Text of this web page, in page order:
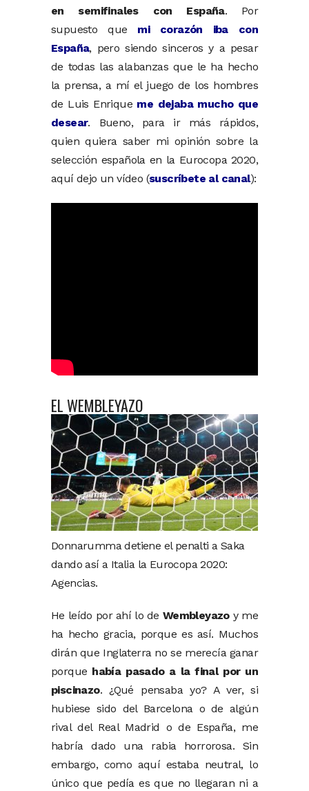
en semifinales con España. Por
supuesto que mi corazón iba con
España, pero siendo sinceros y a pesar
de todas las alabanzas que le ha hecho
la prensa, a mí el juego de los hombres
de Luis Enrique me dejaba mucho que
desear. Bueno, para ir más rápidos,
quien quiera saber mi opinión sobre la
selección española en la Eurocopa 2020,
aquí dejo un vídeo (suscríbete al canal):
EL WEMBLEYAZO
Donnarumma detiene el penalti a Saka
dando así a Italia la Eurocopa 2020:
Agencias.
He leído por ahí lo de Wembleyazoy me
ha hecho gracia, porque es así. Muchos
dirán que Inglaterra no se merecía ganar
porque había pasado a la final por un
piscinazo. ¿Qué pensaba yo? A ver, si
hubiese sido del Barcelona o de algún
rival del Real Madrid o de España, me
habría dado una rabia horrorosa. Sin
embargo, como aquí estaba neutral, lo
único que pedía es que no llegaran ni a